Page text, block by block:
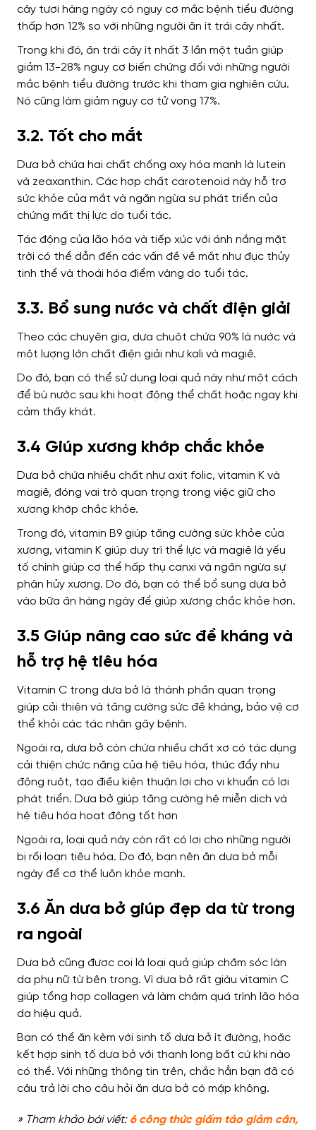
cây tươi hàng ngày có nguy cơ mắc bệnh tiểu đường
thấp hơn 12% so với những người ăn ít trái cây nhất.
Trong khi đó, ăn trái cây ít nhất 3 lần một tuần giúp
giảm 13-28% nguy cơ biến chứng đối với những người
mắc bệnh tiểu đường trước khi tham gia nghiên cứu.
Nó cũng làm giảm nguy cơ tử vong 17%.
3.2. Tốt cho mắt
Dưa bở chứa hai chất chống oxy hóa mạnh là lutein
và zeaxanthin. Các hợp chất carotenoid này hỗ trợ
sức khỏe của mắt và ngăn ngừa sự phát triển của
chứng mất thị lực do tuổi tác.
Tác động của lão hóa và tiếp xúc với ánh nắng mặt
trời có thể dẫn đến các vấn đề về mắt như đục thủy
tinh thể và thoái hóa điểm vàng do tuổi tác.
3.3. Bổ sung nước và chất điện giải
Theo các chuyên gia, dưa chuột chứa 90% là nước và
một lượng lớn chất điện giải như kali và magiê.
Do đó, bạn có thể sử dụng loại quả này như một cách
để bù nước sau khi hoạt động thể chất hoặc ngay khi
cảm thấy khát.
3.4 Giúp xương khớp chắc khỏe
Dưa bở chứa nhiều chất như axit folic, vitamin K và
magiê, đóng vai trò quan trọng trong việc giữ cho
xương khớp chắc khỏe.
Trong đó, vitamin B9 giúp tăng cường sức khỏe của
xương, vitamin K giúp duy trì thể lực và magiê là yếu
tố chính giúp cơ thể hấp thụ canxi và ngăn ngừa sự
phân hủy xương. Do đó, bạn có thể bổ sung dưa bở
vào bữa ăn hàng ngày để giúp xương chắc khỏe hơn.
3.5 Giúp nâng cao sức đề kháng và
hỗ trợ hệ tiêu hóa
Vitamin C trong dưa bở là thành phần quan trọng
giúp cải thiện và tăng cường sức đề kháng, bảo vệ cơ
thể khỏi các tác nhân gây bệnh.
Ngoài ra, dưa bở còn chứa nhiều chất xơ có tác dụng
cải thiện chức năng của hệ tiêu hóa, thúc đẩy nhu
động ruột, tạo điều kiện thuận lợi cho vi khuẩn có lợi
phát triển. Dưa bở giúp tăng cường hệ miễn dịch và
hệ tiêu hóa hoạt động tốt hơn
Ngoài ra, loại quả này còn rất có lợi cho những người
bị rối loạn tiêu hóa. Do đó, bạn nên ăn dưa bở mỗi
ngày để cơ thể luôn khỏe mạnh.
3.6 Ăn dưa bở giúp đẹp da từ trong
ra ngoài
Dưa bở cũng được coi là loại quả giúp chăm sóc làn
da phụ nữ từ bên trong. Vì dưa bở rất giàu vitamin C
giúp tổng hợp collagen và làm chậm quá trình lão hóa
da hiệu quả.
Bạn có thể ăn kèm với sinh tố dưa bở ít đường, hoặc
kết hợp sinh tố dưa bở với thanh long bất cứ khi nào
có thể. Với những thông tin trên, chắc hẳn bạn đã có
câu trả lời cho câu hỏi ăn dưa bở có mập không.
» Tham khảo bài viết: 6 công thức giấm táo giảm cân,